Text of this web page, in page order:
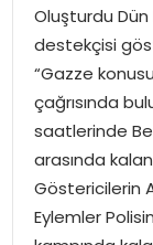
YAŞAM
MAGAZIN
SOSYAL HABER
Oluşturdu
destekçisi
“Gazze
çağrısında
saatlerinde
arasında
Göstericilerin
Eylemler